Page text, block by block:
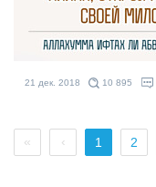
21 дек. 2018 10 895
« ‹ 1 2